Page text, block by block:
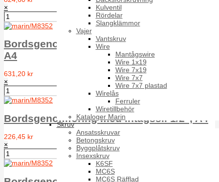
Kulventil
Rördelar
Slangklämmor
Vajer
Vantskruv
Wire
Mantågswire
Wire 1x19
Wire 7x19
Wire 7x7
Wire 7x7 plastad
Wirelås
Ferruler
Wiretillbehör
Kataloger Marin
Skruv
Ansatsskruvar
Betongskruv
Byggplåtskruv
Insexskruv
K6SF
MC6S
MC6S Räfflad
×
Bordsgenomföring med intagssil 1 1/4",
A4
631,20 kr
×
Bordsgenomföring med intagssil 1/2", A4
226,45 kr
×